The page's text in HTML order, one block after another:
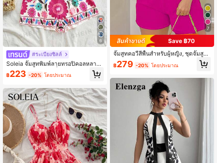
6
#ระเบียงชิลล์
Soleia จั๊มสูทพิมพ์ลายทรอปิคอลหลากสี
สำหรับผู้หญิง, สายเดี่ยว, ตกแต่งด้วยโล
หะ, เหมาะสำหรับบรันช์, ฤดูร้อน, วันแม
าลดนตรี, สนามบิน, ชายามบ่าย, ฤดูใบ
ไม้ร่วง/ฤดูหนาว
฿223 -20% โดยประมาณ
7
Save ฿70
จั๊มสูทคอวีสีพื้นสำหรับผู้หญิง, ชุดจั๊มสูท
ลำลองพร้อมกระดุม, ชุดฤดูร้อนหรูหรา
฿279 -20% โดยประมาณ